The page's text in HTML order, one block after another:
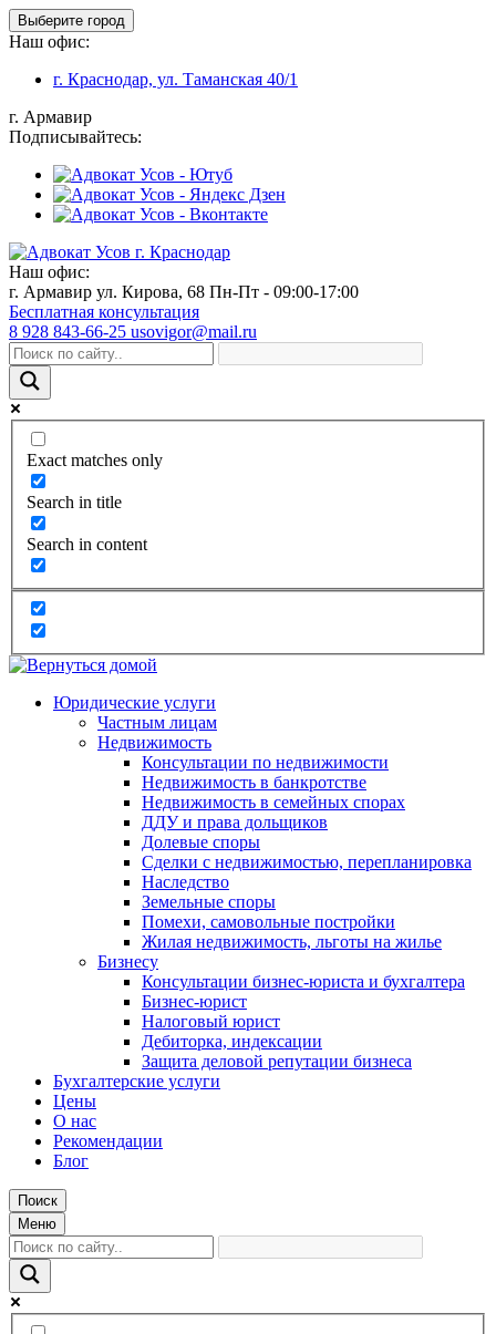
Выберите город
Наш офис:
г. Краснодар, ул. Таманская 40/1
г. Армавир
Подписывайтесь:
Наш офис:
г. Армавир ул. Кирова, 68 Пн-Пт - 09:00-17:00
Бесплатная консультация
8 928 843-66-25 usovigor@mail.ru
Exact matches only
Search in title
Search in content
Юридические услуги
Частным лицам
Недвижимость
Консультации по недвижимости
Недвижимость в банкротстве
Недвижимость в семейных спорах
ДДУ и права дольщиков
Долевые споры
Сделки с недвижимостью, перепланировка
Наследство
Земельные споры
Помехи, самовольные постройки
Жилая недвижимость, льготы на жилье
Бизнесу
Консультации бизнес-юриста и бухгалтера
Бизнес-юрист
Налоговый юрист
Дебиторка, индексации
Защита деловой репутации бизнеса
Бухгалтерские услуги
Цены
О нас
Рекомендации
Блог
Поиск
Меню